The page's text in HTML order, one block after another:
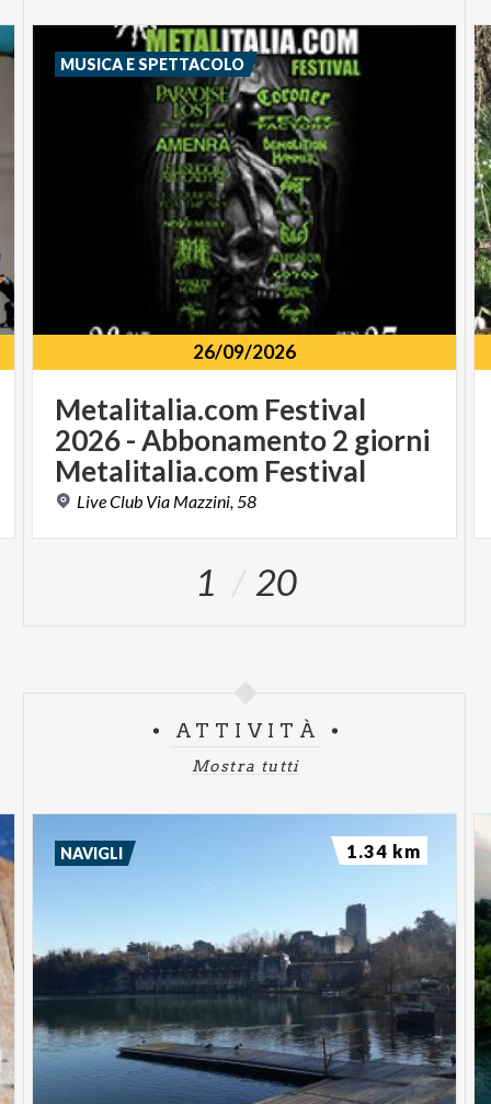
26/09/2026
Metalitalia.com Festival
2026 - Abbonamento 2 giorni
Metalitalia.com Festival
LiveClub Via Mazzini,58
MUSICA E SPETTACOLO
1 20
ATTIVITÀ
Mostra tutti
NAVIGLI 1.34 km